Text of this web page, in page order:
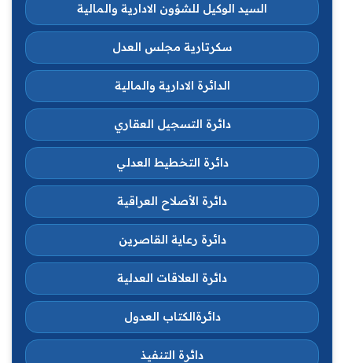
السيد الوكيل للشؤون الادارية والمالية
سكرتارية مجلس العدل
الدائرة الادارية والمالية
دائرة التسجيل العقاري
دائرة التخطيط العدلي
دائرة الأصلاح العراقية
دائرة رعاية القاصرين
دائرة العلاقات العدلية
دائرةالكتاب العدول
دائرة التنفيذ